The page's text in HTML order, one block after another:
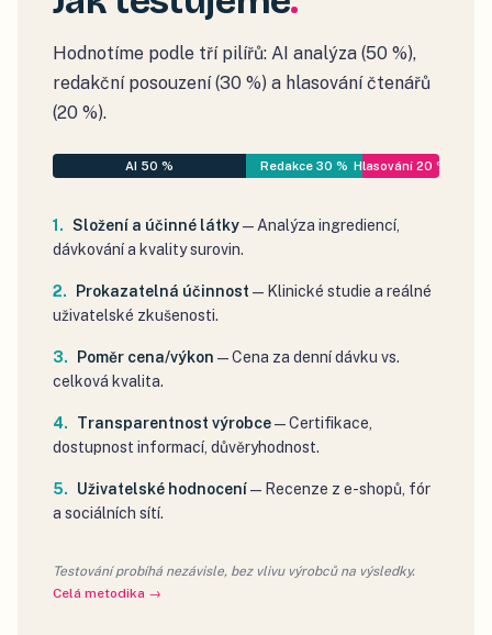
Hodnotíme podle tří pilířů: AI analýza (50 %),
redakční posouzení (30 %) a hlasování čtenářů
(20 %).
AI 50 % Redakce 30 % Hlasování 20 %
Složení a účinné látky— Analýza ingrediencí,
dávkování a kvality surovin.
Prokazatelná účinnost — Klinické studie a reálné
uživatelské zkušenosti.
Poměr cena/výkon —Cena za denní dávku vs.
celková kvalita.
Transparentnost výrobce—Certifikace,
dostupnost informací, důvěryhodnost.
Uživatelské hodnocení— Recenze z e-shopů, fór
a sociálních sítí.
Testování probíhá nezávisle, bez vlivu výrobců na výsledky.
Celá metodika →